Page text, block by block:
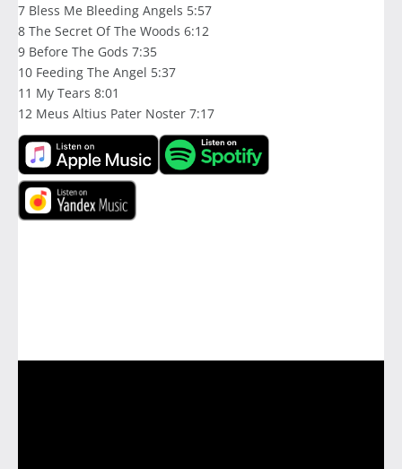
7 Bless Me Bleeding Angels 5:57
8 The Secret Of The Woods 6:12
9 Before The Gods 7:35
10 Feeding The Angel 5:37
11 My Tears 8:01
12 Meus Altius Pater Noster 7:17